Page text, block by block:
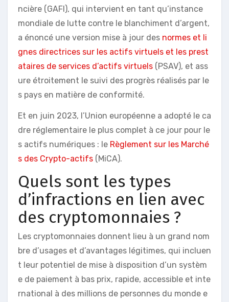
ncière (GAFI), qui intervient en tant qu’instance
mondiale de lutte contre le blanchiment d’argent,
a énoncé une version mise à jour des normes et li
gnes directrices sur les actifs virtuels et les prest
ataires de services d’actifs virtuels (PSAV), et ass
ure étroitement le suivi des progrès réalisés par le
s pays en matière de conformité.
Et en juin 2023, l’Union européenne a adopté le ca
dre réglementaire le plus complet à ce jour pour le
s actifs numériques : le Règlement sur les Marché
s des Crypto-actifs (MiCA).
Quels sont les types
d’infractions en lien avec
des cryptomonnaies ?
Les cryptomonnaies donnent lieu à un grand nom
bre d’usages et d’avantages légitimes, qui incluen
t leur potentiel de mise à disposition d’un systèm
e de paiement à bas prix, rapide, accessible et inte
rnational à des millions de personnes du monde e